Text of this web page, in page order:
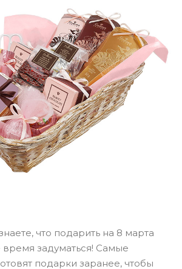
что подарить на 8 марта
время задуматься! Самые
подарки заранее, чтобы